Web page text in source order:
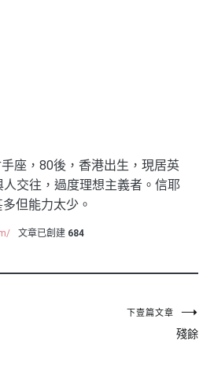
座，80後，香港出生，現居英
交往，過度理想主義者。信耶
但能力太少。
文章已創建 684
下壹篇文章
殘餘